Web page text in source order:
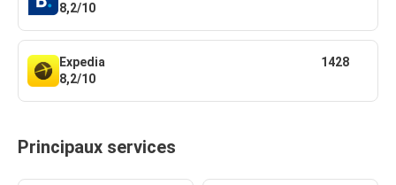
8,2/10
Expedia
8,2/10
1428
Principaux services